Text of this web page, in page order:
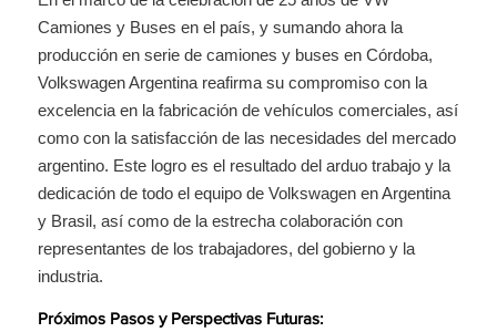
Camiones y Buses en el país, y sumando ahora la
producción en serie de camiones y buses en Córdoba,
Volkswagen Argentina reafirma su compromiso con la
excelencia en la fabricación de vehículos comerciales, así
como con la satisfacción de las necesidades del mercado
argentino. Este logro es el resultado del arduo trabajo y la
dedicación de todo el equipo de Volkswagen en Argentina
y Brasil, así como de la estrecha colaboración con
representantes de los trabajadores, del gobierno y la
industria.
Próximos Pasos y Perspectivas Futuras: